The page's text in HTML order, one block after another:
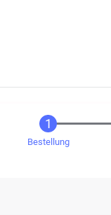
Bestellung